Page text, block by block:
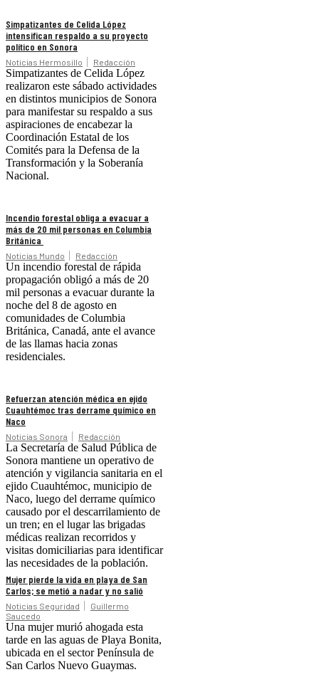
Simpatizantes de Celida López
intensifican respaldo a su proyecto
político en Sonora
Noticias Hermosillo Redacción
Simpatizantes de Celida López
realizaron este sábado actividades
en distintos municipios de Sonora
para manifestar su respaldo a sus
aspiraciones de encabezar la
Coordinación Estatal de los
Comités para la Defensa de la
Transformación y la Soberanía
Nacional.
Incendio forestal obliga a evacuar a
más de 20 mil personas en Columbia
Británica
Noticias Mundo Redacción
Un incendio forestal de rápida
propagación obligó a más de 20
mil personas a evacuar durante la
noche del 8 de agosto en
comunidades de Columbia
Británica, Canadá, ante el avance
de las llamas hacia zonas
residenciales.
Refuerzan atención médica en ejido
Cuauhtémoc tras derrame químico en
Naco
Noticias Sonora Redacción
La Secretaría de Salud Pública de
Sonora mantiene un operativo de
atención y vigilancia sanitaria en el
ejido Cuauhtémoc, municipio de
Naco, luego del derrame químico
causado por el descarrilamiento de
un tren; en el lugar las brigadas
médicas realizan recorridos y
visitas domiciliarias para identificar
las necesidades de la población.
Mujer pierde la vida en playa de San
Carlos; se metió a nadar y no salió
Noticias Seguridad
Guillermo
Saucedo
Una mujer murió ahogada esta
tarde en las aguas de Playa Bonita,
ubicada en el sector Península de
San Carlos Nuevo Guaymas.